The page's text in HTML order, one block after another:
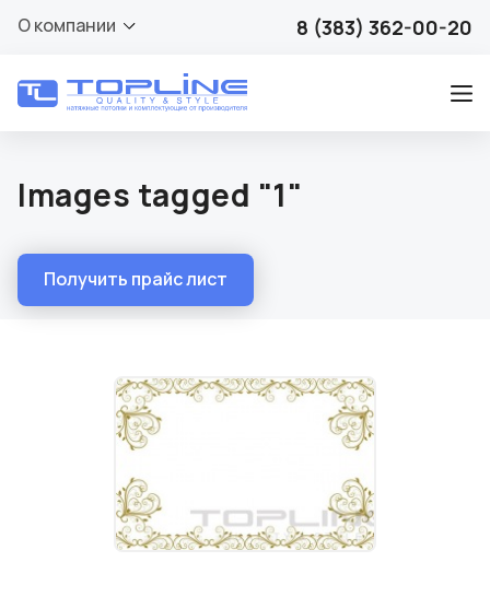
О компании 8 (383) 362-00-20
Images tagged "1"
Получить прайс лист